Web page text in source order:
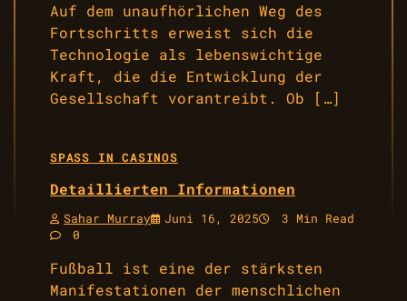
Auf dem unaufhörlichen Weg des
Fortschritts erweist sich die
Technologie als lebenswichtige
Kraft, die die Entwicklung der
Gesellschaft vorantreibt. Ob […]
SPASS IN CASINOS
Detaillierten Informationen
Sahar Murray Juni 16, 2025
3 Min Read
0
Fußball ist eine der stärksten
Manifestationen der menschlichen